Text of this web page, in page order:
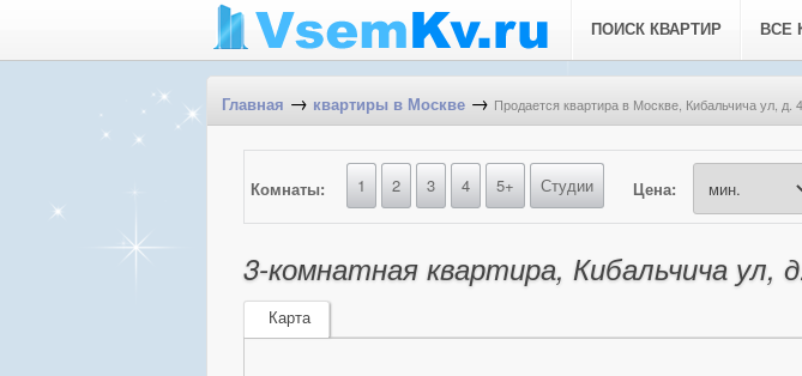
ПОИСК КВАРТИР ВСЕ
Главная → квартиры в Москве → Продается квартира в Москве, Кибальчича ул, д.
Комнаты: 1 2 3 4 5+ Студии Цена:
3-комнатная квартира, Кибальчича ул,
Карта